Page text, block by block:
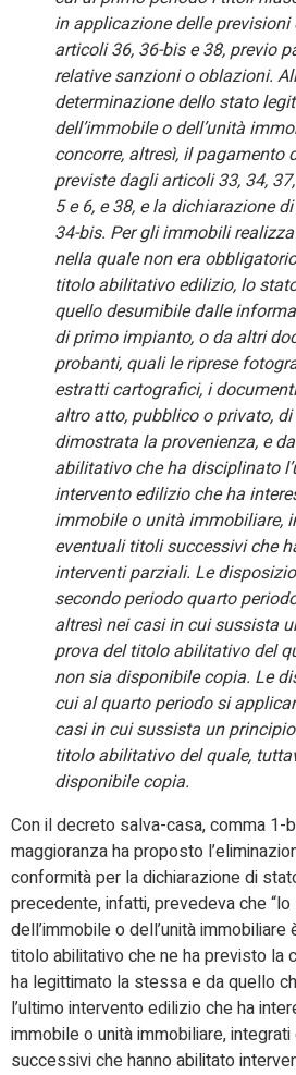
in applicazione delle
articoli 36, 36-bis e 38, previo
relative sanzioni o oblazioni.
determinazione dello stato
dell’immobile o dell’unità
concorre, altresì, il pagamento
previste dagli articoli 33, 34,
5 e 6, e 38, e la dichiarazione
34-bis. Per gli immobili
nella quale non era
titolo abilitativo edilizio, lo
quello desumibile dalle
di primo impianto, o da altri
probanti, quali le riprese
estratti cartografici, i
altro atto, pubblico o privato,
dimostrata la provenienza, e
abilitativo che ha disciplinato
intervento edilizio che ha
immobile o unità immobiliare,
eventuali titoli successivi che
interventi parziali. Le
secondo periodo quarto
altresì nei casi in cui sussista
prova del titolo abilitativo del
non sia disponibile copia. Le
cui al quarto periodo si
casi in cui sussista un
titolo abilitativo del quale,
disponibile copia.
Con il decreto salva-casa, comma 1-
maggioranza ha proposto
conformità per la dichiarazione di
precedente, infatti, prevedeva che
dell’immobile o dell’unità
titolo abilitativo che ne ha previsto la
ha legittimato la stessa e da quello
l’ultimo intervento edilizio che ha
immobile o unità immobiliare,
successivi che hanno abilitato